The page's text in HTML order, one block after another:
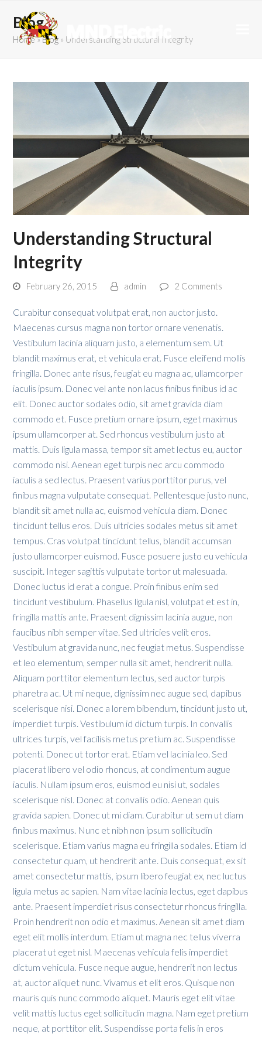
Blog
Home»Blog » Understanding Structural Integrity
Understanding Structural
Integrity
February 26, 2015 admin 2 Comments
Curabitur consequat volutpat erat, non auctor justo.
Maecenas cursus magna non tortor ornare venenatis.
Vestibulum lacinia aliquam justo, a elementum sem. Ut
blandit maximus erat, et vehicula erat. Fusce eleifend mollis
fringilla. Donec ante risus, feugiat eu magna ac, ullamcorper
iaculis ipsum. Donec vel ante non lacus finibus finibus id ac
elit. Donec auctor sodales odio, sit amet gravida diam
commodo et. Fusce pretium ornare ipsum, eget maximus
ipsum ullamcorper at. Sed rhoncus vestibulum justo at
mattis. Duis ligula massa, tempor sit amet lectus eu, auctor
commodo nisi. Aenean eget turpis nec arcu commodo
iaculis a sed lectus. Praesent varius porttitor purus, vel
finibus magna vulputate consequat. Pellentesque justo nunc,
blandit sit amet nulla ac, euismod vehicula diam. Donec
tincidunt tellus eros. Duis ultricies sodales metus sit amet
tempus. Cras volutpat tincidunt tellus, blandit accumsan
justo ullamcorper euismod. Fusce posuere justo eu vehicula
suscipit. Integer sagittis vulputate tortor ut malesuada.
Donec luctus id erat a congue. Proin finibus enim sed
tincidunt vestibulum. Phasellus ligula nisl, volutpat et est in,
fringilla mattis ante. Praesent dignissim lacinia augue, non
faucibus nibh semper vitae. Sed ultricies velit eros.
Vestibulum at gravida nunc, nec feugiat metus. Suspendisse
et leo elementum, semper nulla sit amet, hendrerit nulla.
Aliquam porttitor elementum lectus, sed auctor turpis
pharetra ac. Ut mi neque, dignissim nec augue sed, dapibus
scelerisque nisi. Donec a lorem bibendum, tincidunt justo ut,
imperdiet turpis. Vestibulum id dictum turpis. In convallis
ultrices turpis, vel facilisis metus pretium ac. Suspendisse
potenti. Donec ut tortor erat. Etiam vel lacinia leo. Sed
placerat libero vel odio rhoncus, at condimentum augue
iaculis. Nullam ipsum eros, euismod eu nisi ut, sodales
scelerisque nisl. Donec at convallis odio. Aenean quis
gravida sapien. Donec ut mi diam. Curabitur ut sem ut diam
finibus maximus. Nunc et nibh non ipsum sollicitudin
scelerisque. Etiam varius magna eu fringilla sodales. Etiam id
consectetur quam, ut hendrerit ante. Duis consequat, ex sit
amet consectetur mattis, ipsum libero feugiat ex, nec luctus
ligula metus ac sapien. Nam vitae lacinia lectus, eget dapibus
ante. Praesent imperdiet risus consectetur rhoncus fringilla.
Proin hendrerit non odio et maximus. Aenean sit amet diam
eget elit mollis interdum. Etiam ut magna nec tellus viverra
placerat ut eget nisl. Maecenas vehicula felis imperdiet
dictum vehicula. Fusce neque augue, hendrerit non lectus
at, auctor aliquet nunc. Vivamus et elit eros. Quisque non
mauris quis nunc commodo aliquet. Mauris eget elit vitae
velit mattis luctus eget sollicitudin magna. Nam eget pretium
neque, at porttitor elit. Suspendisse porta felis in eros